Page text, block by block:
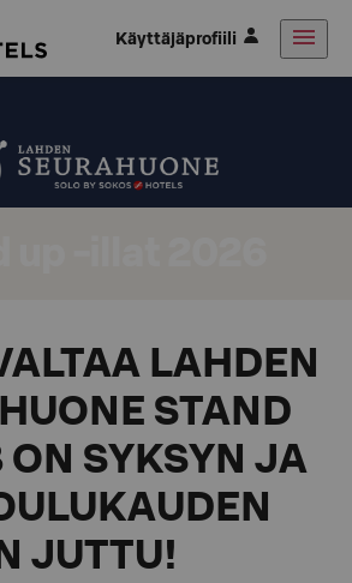
Käyttäjäprofiili
LAHDEN
STAND
ON SYKSYN JA
JUTTU!